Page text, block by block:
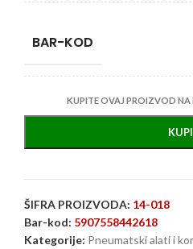
BAR-KOD
KUPITE OVAJ PROIZVOD NA
KUPI
ŠIFRA PROIZVODA: 14-018
Bar-kod: 5907558442618
Kategorije: Pneumatski alati i